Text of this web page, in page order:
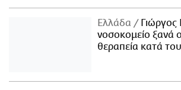
Ελλάδα
Γιώργος
νοσοκομείο ξανά
θεραπεία κατά